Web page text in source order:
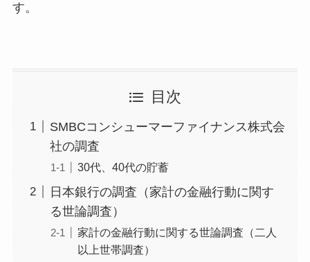
す。
目次
SMBCコンシューマーファイナンス株式会
社の調査
30代、40代の貯蓄
日本銀行の調査（家計の金融行動に関す
る世論調査）
家計の金融行動に関する世論調査（二人
以上世帯調査）